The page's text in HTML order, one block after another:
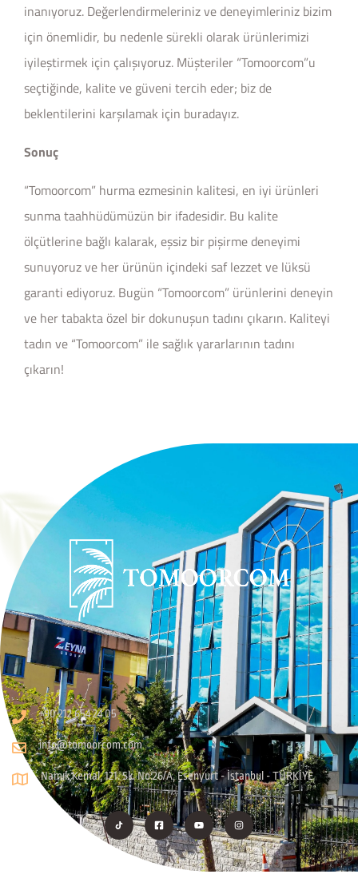
inanıyoruz. Değerlendirmeleriniz ve deneyimleriniz bizim
için önemlidir, bu nedenle sürekli olarak ürünlerimizi
iyileştirmek için çalışıyoruz. Müşteriler “Tomoorcom”u
seçtiğinde, kalite ve güveni tercih eder; biz de
beklentilerini karşılamak için buradayız.
Sonuç
“Tomoorcom” hurma ezmesinin kalitesi, en iyi ürünleri
sunma taahhüdümüzün bir ifadesidir. Bu kalite
ölçütlerine bağlı kalarak, eşsiz bir pişirme deneyimi
sunuyoruz ve her ürünün içindeki saf lezzet ve lüksü
garanti ediyoruz. Bugün “Tomoorcom” ürünlerini deneyin
ve her tabakta özel bir dokunuşun tadını çıkarın. Kaliteyi
tadın ve “Tomoorcom” ile sağlık yararlarının tadını
çıkarın!
+90 212 654 24 05
info@tomoorcom.com
Namık Kemal, 121. Sk. No:26/A, Esenyurt - İstanbul - TÜRKİYE